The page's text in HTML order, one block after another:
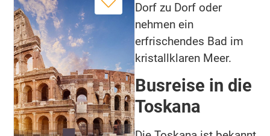
Dorf zu Dorf oder
nehmen ein
erfrischendes Bad im
kristallklaren Meer.
Busreise in die
Toskana